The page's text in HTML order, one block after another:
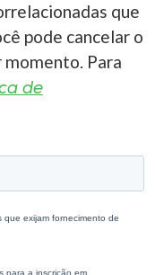
que
pode cancelar o
momento. Para
de